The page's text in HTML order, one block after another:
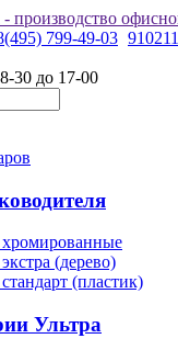
799-49-03
30 до 17-00
хромированные
(дерево)
(пластик)
Ультра